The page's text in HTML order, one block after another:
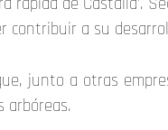
contribuir a su
junto a otras
arbóreas.